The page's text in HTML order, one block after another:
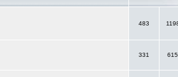
483
331